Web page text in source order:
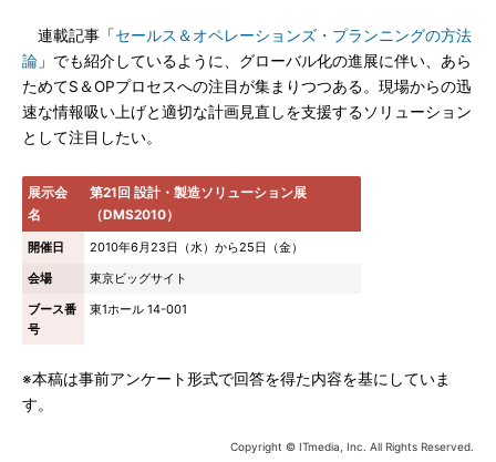
連載記事「セールス＆オペレーションズ・プランニングの方法
論 」でも紹介しているように、グローバル化の進展に伴い、あら
ためてS＆OPプロセスへの注目が集まりつつある。現場からの迅
速な情報吸い上げと適切な計画見直しを支援するソリューション
として注目したい。
展示会
名
第21回 設計・製造ソリューション展
（DMS2010）
開催日
2010年6月23日（水）から25日（金）
会場
東京ビッグサイト
ブース番
号
東1ホール 14-001
※本稿は事前アンケート形式で回答を得た内容を基にしていま
す。
Copyright © ITmedia, Inc. All Rights Reserved.